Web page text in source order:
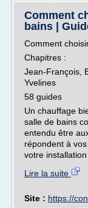
Comment
bains |
Comment
Chapitres :
Jean-François,
Yvelines
58 guides
Un chauffage
salle de bains
entendu être
répondent à
votre installation
Lire la suite
Site : https://